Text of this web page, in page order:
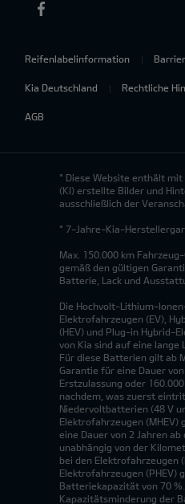
Reifenlabelinformation
Kia Deutschland Rechtliche
AGB
* Diese Website enthält
(KI) erstellte Bilder und
ausschließlich der
* 7-Jahre-Kia-
Max. 150.000 km
gemäß den gültigen
Batterie, Lack und
Die Hochvolt-Lithium-
Elektrofahrzeugen (EV),
(HEV) und Plug-in Hybrid-
von Kia sind auf eine lange
Für diese Batterien gilt ab
Garantie für eine Dauer
Erstzulassung oder
nachdem, was zuerst
Niedervoltbatterien (48 V
Elektrofahrzeugen
eine Dauer von 2 Jahren ab
unabhängig von der
bei den Elektrofahrzeugen
Elektrofahrzeugen (PHEV)
Batteriekapazität von 70 %.
Kapazitätsminderung der